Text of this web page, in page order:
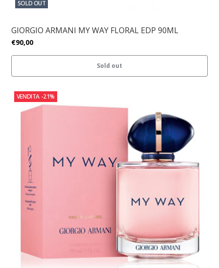
SOLD OUT
GIORGIO ARMANI MY WAY FLORAL EDP 90ML
€90,00
Sold out
VENDITA -21%